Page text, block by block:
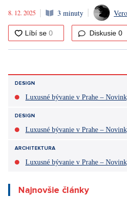
8. 12. 2025
3 minuty
Diskusie 0
DESIGN
Luxusné bývanie v Prahe –
DESIGN
Luxusné bývanie v Prahe –
ARCHITEKTURA
Luxusné bývanie v Prahe –
Najnovšie články